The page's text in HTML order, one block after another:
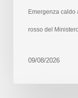
Emergenza caldo
rosso del
09/08/2026